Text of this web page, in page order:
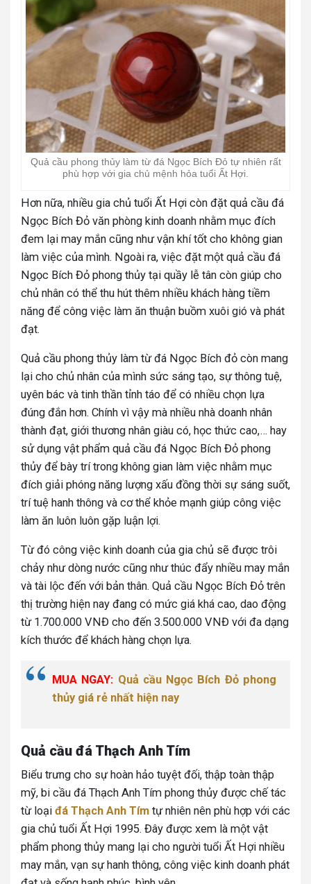
Quả cầu phong thủy làm từ đá Ngọc Bích Đỏ tự nhiên rất
phù hợp với gia chủ mệnh hỏa tuổi Ất Hợi.
Hơn nữa, nhiều gia chủ tuổi Ất Hợi còn đặt quả cầu đá
Ngọc Bích Đỏ văn phòng kinh doanh nhằm mục đích
đem lại may mắn cũng như vận khí tốt cho không gian
làm việc của mình. Ngoài ra, việc đặt một quả cầu đá
Ngọc Bích Đỏ phong thủy tại quầy lễ tân còn giúp cho
chủ nhân có thể thu hút thêm nhiều khách hàng tiềm
năng để công việc làm ăn thuận buồm xuôi gió và phát
đạt.
Quả cầu phong thủy làm từ đá Ngọc Bích đỏ còn mang
lại cho chủ nhân của mình sức sáng tạo, sự thông tuệ,
uyên bác và tinh thần tỉnh táo để có nhiều chọn lựa
đúng đắn hơn. Chính vì vậy mà nhiều nhà doanh nhân
thành đạt, giới thương nhân giàu có, học thức cao,… hay
sử dụng vật phẩm quả cầu đá Ngọc Bích Đỏ phong
thủy để bày trí trong không gian làm việc nhằm mục
đích giải phóng năng lượng xấu đồng thời sự sáng suốt,
trí tuệ hanh thông và cơ thể khỏe mạnh giúp công việc
làm ăn luôn luôn gặp luận lợi.
Từ đó công việc kinh doanh của gia chủ sẽ được trôi
chảy như dòng nước cũng như thúc đẩy nhiều may mắn
và tài lộc đến với bản thân. Quả cầu Ngọc Bích Đỏ trên
thị trường hiện nay đang có mức giá khá cao, dao động
từ 1.700.000 VNĐ cho đến 3.500.000 VNĐ với đa dạng
kích thước để khách hàng chọn lựa.
MUA NGAY: Quả cầu Ngọc Bích Đỏ phong
thủy giá rẻ nhất hiện nay
Quả cầu đá Thạch Anh Tím
Biểu trưng cho sự hoàn hảo tuyệt đối, thập toàn thập
mỹ, bi cầu đá Thạch Anh Tím phong thủy được chế tác
từ loại đá Thạch Anh Tím tự nhiên nên phù hợp với các
gia chủ tuổi Ất Hợi 1995. Đây được xem là một vật
phẩm phong thủy mang lại cho người tuổi Ất Hợi nhiều
may mắn, vạn sự hanh thông, công việc kinh doanh phát